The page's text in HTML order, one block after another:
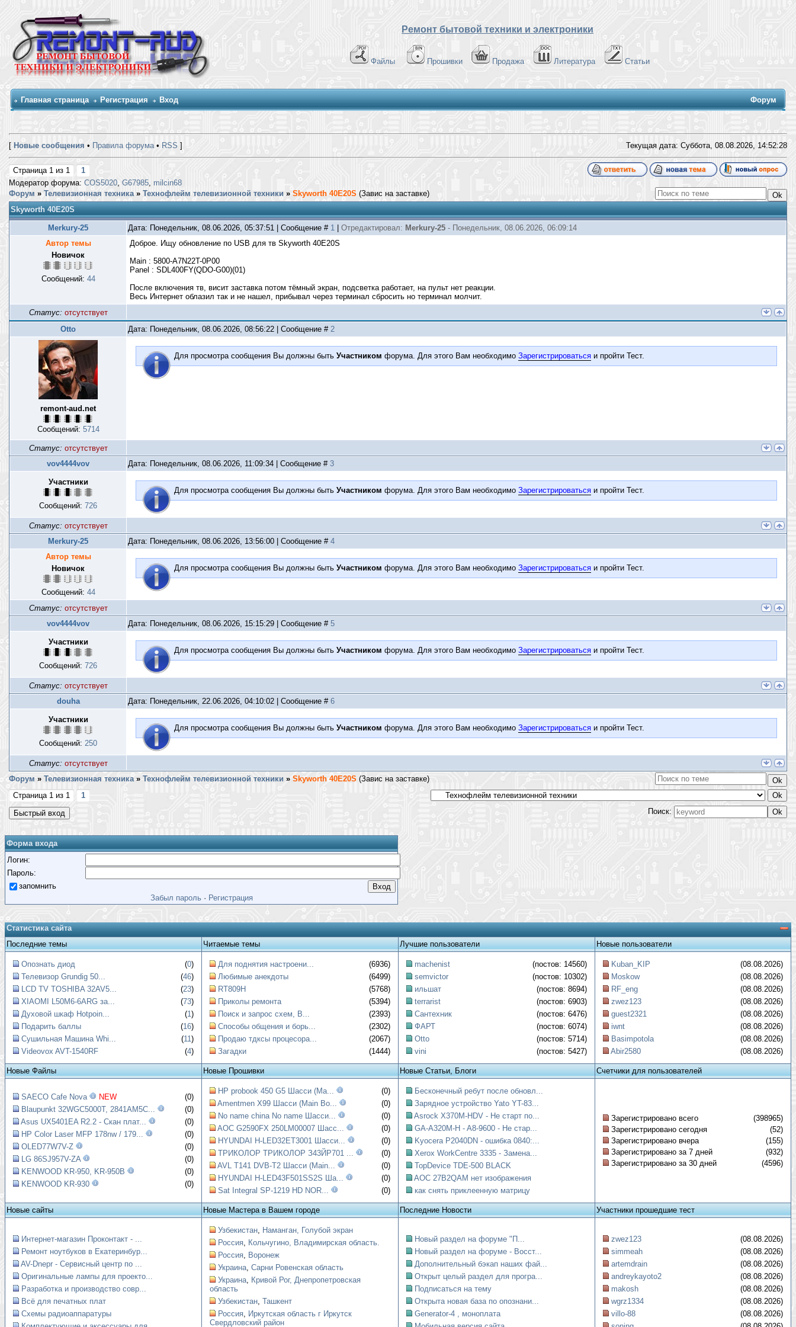
Ремонт бытовой техники и электроники
Файлы Прошивки Продажа Литература Статьи
Главная страница Регистрация Вход Форум
[ Новые сообщения • Правила форума• RSS ] Текущая дата: Суббота, 08.08.2026, 14:52:29
Страница 1 из 1
1
Модератор форума: COS5020, G67985, milcin68
Форум » Телевизионная техника » Технофлейм телевизионной техники » Skyworth 40E20S (Завис на заставке)
Skyworth 40E20S
Merkury-25 Дата: Понедельник, 08.06.2026, 05:37:51 | Сообщение # 1 Отредактировал: Merkury-25 - Понедельник, 08.06.2026, 06:09:14
Автор темы
Новичок
Сообщений: 44
Доброе. Ищу обновление по USB для тв Skyworth 40E20S
Main : 5800-A7N22T-0P00
Panel : SDL400FY(QDO-G00)(01)
После включения тв, висит заставка потом тёмный экран, подсветка работает, на пульт нет реакции.
Весь Интернет облазил так и не нашел, прибывал через терминал сбросить но терминал молчит.
Статус: отсутствует
Otto
Дата: Понедельник, 08.06.2026, 08:56:22 | Сообщение # 2
remont-aud.net
Сообщений: 5714
Для просмотра сообщения Вы должны быть Участником форума. Для этого Вам необходимо Зарегистрироваться и пройти Тест.
Статус: отсутствует
vov4444vov
Дата: Понедельник, 08.06.2026, 11:09:34 | Сообщение # 3
Участники
Сообщений: 726
Для просмотра сообщения Вы должны быть Участником форума. Для этого Вам необходимо Зарегистрироваться и пройти Тест.
Статус: отсутствует
Merkury-25
Дата: Понедельник, 08.06.2026, 13:56:00 | Сообщение # 4
Автор темы
Новичок
Сообщений: 44
Для просмотра сообщения Вы должны быть Участником форума. Для этого Вам необходимо Зарегистрироваться и пройти Тест.
Статус: отсутствует
vov4444vov
Дата: Понедельник, 08.06.2026, 15:15:29 | Сообщение # 5
Участники
Сообщений: 726
Для просмотра сообщения Вы должны быть Участником форума. Для этого Вам необходимо Зарегистрироваться и пройти Тест.
Статус: отсутствует
douha
Дата: Понедельник, 22.06.2026, 04:10:02 | Сообщение # 6
Участники
Сообщений: 250
Для просмотра сообщения Вы должны быть Участником форума. Для этого Вам необходимо Зарегистрироваться и пройти Тест.
Статус: отсутствует
Форум » Телевизионная техника » Технофлейм телевизионной техники » Skyworth 40E20S (Завис на заставке)
Страница 1 из 1
1
Поиск:
Форма входа
Логин:
Пароль:
запомнить
Забыл пароль · Регистрация
Статистика сайта
Последние темы
Читаемые темы Лучшие пользователи Новые пользователи
Опознать диод (0)
Телевизор Grundig 50...
(46)
LCD TV TOSHIBA 32AV5...
(23)
XIAOMI L50M6-6ARG за...
(73)
Духовой шкаф Hotpoin...
(1)
Подарить баллы
(16)
Сушильная Машина Whi...
(11)
Videovox AVT-1540RF
(4)
Для поднятия настроени...
(6936)
Любимые анекдоты
(6499)
RT809H
(5768)
Приколы ремонта
(5394)
Поиск и запрос схем, B...
(2393)
Способы общения и борь...
(2302)
Продаю тдксы процесора...
(2067)
Загадки
(1444)
machenist
(постов: 14560)
semvictor
(постов: 10302)
ильшат
(постов: 8694)
terrarist
(постов: 6903)
Сантехник
(постов: 6476)
ФАРТ
(постов: 6074)
Otto
(постов: 5714)
vini
(постов: 5427)
Kuban_KIP
(08.08.2026)
Moskow
(08.08.2026)
RF_eng
(08.08.2026)
zwez123
(08.08.2026)
guest2321
(08.08.2026)
iwnt
(08.08.2026)
Basimpotola
(08.08.2026)
Abir2580
(08.08.2026)
Новые Файлы Новые Прошивки Новые Статьи, Блоги Счетчики для пользователей
SAECO Cafe Nova NEW
(0)
Blaupunkt 32WGC5000T, 2841AM5C...
(0)
Asus UX5401EA R2.2 - Скан плат...
(0)
HP Color Laser MFP 178nw / 179...
(0)
OLED77W7V-Z
(0)
LG 86SJ957V-ZA
(0)
KENWOOD KR-950, KR-950B
(0)
KENWOOD KR-930
(0)
HP probook 450 G5 Шасси (Ma...
(0)
Amentmen X99 Шасси (Main Bo...
(0)
No name china No name Шасси...
(0)
AOC G2590FX 250LM00007 Шасс...
(0)
HYUNDAI H-LED32ET3001 Шасси...
(0)
ТРИКОЛОР ТРИКОЛОР З43ЙР701 ...
(0)
AVL T141 DVB-T2 Шасси (Main...
(0)
HYUNDAI H-LED43F501SS2S Ша...
(0)
Sat Integral SP-1219 HD NOR...
(0)
Бесконечный ребут после обновл...
Зарядное устройство Yato YT-83...
Asrock X370M-HDV - Не старт по...
GA-A320M-H - A8-9600 - Не стар...
Kyocera P2040DN - ошибка 0840:...
Xerox WorkCentre 3335 - Замена...
TopDevice TDE-500 BLACK
AOC 27B2QAM нет изображения
как снять приклеенную матрицу
Зарегистрировано всего
(398965)
Зарегистрировано сегодня
(52)
Зарегистрировано вчера
(155)
Зарегистрировано за 7 дней
(932)
Зарегистрировано за 30 дней
(4596)
Новые сайты Новые Мастера в Вашем городе Последние Новости Участники прошедшие тест
Интернет-магазин Проконтакт - ...
Ремонт ноутбуков в Екатеринбур...
AV-Dnepr - Сервисный центр по ...
Оригинальные лампы для проекто...
Разработка и производство совр...
Всё для печатных плат
Схемы радиоаппаратуры
Узбекистан, Наманган, Голубой экран
Россия, Кольчугино, Владимирская область.
Россия, Воронеж
Украина, Сарни Ровенская область
Украина, Кривой Рог, Днепропетровская
область
Узбекистан, Ташкент
Россия, Иркутская область г Иркутск
Свердловский район
Новый раздел на форуме "П...
Новый раздел на форуме - Восст...
Дополнительный бэкап наших фай...
Открыт целый раздел для програ...
Подписаться на тему
Открыта новая база по опознани...
Generator-4 , моноплата
zwez123
(08.08.2026)
simmeah
(08.08.2026)
artemdrain
(08.08.2026)
andreykayoto2
(08.08.2026)
makosh
(08.08.2026)
wgrz1334
(08.08.2026)
villo-88
(08.08.2026)